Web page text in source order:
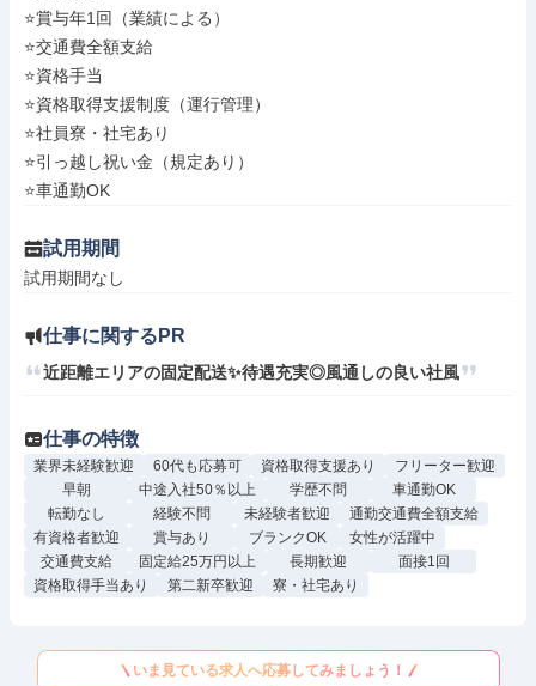
⭐賞与年1回（業績による）
⭐交通費全額支給
⭐資格手当
⭐資格取得支援制度（運行管理）
⭐社員寮・社宅あり
⭐引っ越し祝い金（規定あり）
⭐車通勤OK
試用期間
試用期間なし
仕事に関するPR
近距離エリアの固定配送✨待遇充実◎風通しの良い社風
仕事の特徴
業界未経験歓迎 60代も応募可 資格取得支援あり
フリーター歓迎
早朝
中途入社50％以上 学歴不問
車通勤OK
転勤なし
経験不問 未経験者歓迎
通勤交通費全額支給
有資格者歓迎
賞与あり ブランクOK
女性が活躍中
交通費支給
固定給25万円以上 長期歓迎
面接1回
資格取得手当あり
第二新卒歓迎 寮・社宅あり
いま見ている求人へ応募してみましょう！